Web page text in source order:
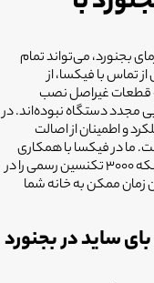
بجنورد، می‌تواند تمام
تماس با فیکسا، از
قطعات غیراصل نصب
مجدد دستگاه نبوده‌اند. در
و اطمینان از اصالت
ما در فیکسا با همکاری
و تکیه بر ۲۰ سال سابقه، شبکه ۳۰۰۰ تکنسین رسمی را در
زمان ممکن به خانه شما
ساید در بجنورد